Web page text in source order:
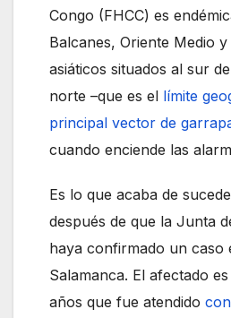
Congo (FHCC) es
Balcanes, Oriente Medio
asiáticos situados al sur
norte –que es el límite
principal vector de
cuando enciende las
Es lo que acaba de
después de que la Junta
haya confirmado un caso
Salamanca. El afectado
años que fue atendido